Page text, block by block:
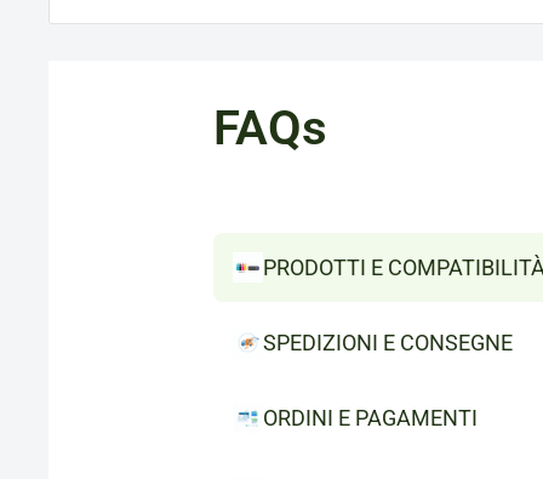
FAQs
PRODOTTI E COMPATIBILITÀ
SPEDIZIONI E CONSEGNE
ORDINI E PAGAMENTI